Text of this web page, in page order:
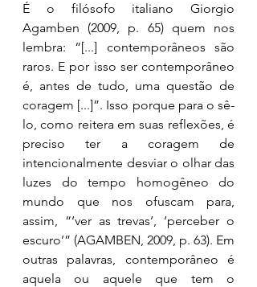
É o filósofo italiano Giorgio
Agamben (2009, p. 65) quem nos
lembra: “[...] contemporâneos são
raros. E por isso ser contemporâneo
é, antes de tudo, uma questão de
coragem [...]”. Isso porque para o sê-
lo, como reitera em suas reflexões, é
preciso ter a coragem de
intencionalmente desviar o olhar das
luzes do tempo homogêneo do
mundo que nos ofuscam para,
assim, “‘ver as trevas’, ‘perceber o
escuro’” (AGAMBEN, 2009, p. 63). Em
outras palavras, contemporâneo é
aquela ou aquele que tem o